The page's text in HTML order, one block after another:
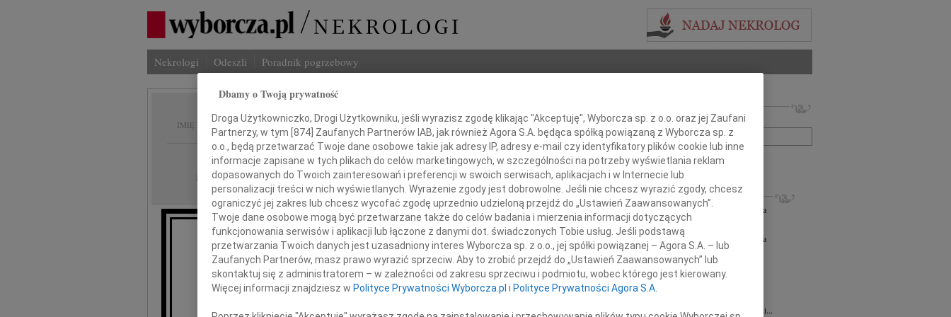
Nekrologi Odeszli Poradnik pogrzebowy
IMIĘ I NAZWISKO: Stanisław Rabenda
REGION: Częstochowa
DATA EMISJI: 30.07.2011
Dr. Dr. Małgorzacie i Lechowi Rabendom
oraz
Imię i nazwisko lub numer ogłoszenia:
+ szukanie zaawansowane
INNE NEKROLOGI
Grzegorz Lipowski06.08.2026
Częstochowa
Z żalem przyjęliśmy wiadomość o śmierci...
Grzegorz Lipowski 05.08.2026
Częstochowa
Z żalem przyjęliśmy wiadomość o śmierci...
22.06.2026
Częstochowa
Wyrazy głębokiego współczucia oraz...
15.06.2026
Pani Joannie Jędrzejowskiej-Prokop radczyni...
Dbamy o Twoją prywatność
Droga Użytkowniczko, Drogi Użytkowniku, jeśli wyrazisz zgodę klikając "Akceptuję", Wyborcza sp. z o.o. oraz jej Zaufani
Partnerzy, w tym [874] Zaufanych Partnerów IAB, jak również Agora S.A. będąca spółką powiązaną z Wyborcza sp. z
o.o., będą przetwarzać Twoje dane osobowe takie jak adresy IP, adresy e-mail czy identyfikatory plików cookie lub inne
informacje zapisane w tych plikach do celów marketingowych, w szczególności na potrzeby wyświetlania reklam
dopasowanych do Twoich zainteresowań i preferencji w swoich serwisach, aplikacjach i w Internecie lub
personalizacji treści w nich wyświetlanych. Wyrażenie zgody jest dobrowolne. Jeśli nie chcesz wyrazić zgody, chcesz
ograniczyć jej zakres lub chcesz wycofać zgodę uprzednio udzieloną przejdź do „Ustawień Zaawansowanych”.
Twoje dane osobowe mogą być przetwarzane także do celów badania i mierzenia informacji dotyczących
funkcjonowania serwisów i aplikacji lub łączone z danymi dot. świadczonych Tobie usług. Jeśli podstawą
przetwarzania Twoich danych jest uzasadniony interes Wyborcza sp. z o.o., jej spółki powiązanej – Agora S.A. – lub
Zaufanych Partnerów, masz prawo wyrazić sprzeciw. Aby to zrobić przejdź do „Ustawień Zaawansowanych” lub
skontaktuj się z administratorem – w zależności od zakresu sprzeciwu i podmiotu, wobec którego jest kierowany.
Więcej informacji znajdziesz w Polityce Prywatności Wyborcza.pl i Polityce Prywatności Agora S.A.